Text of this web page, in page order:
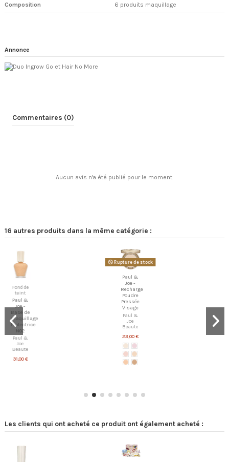
Composition 6 produits maquillage
Annonce
Commentaires (0)
Aucun avis n'a été publié pour le moment.
16 autres produits dans la même catégorie :
Fond de
teint
Paul &
Joe -
Base de
maquillage
Protectrice
N02
Paul &
Joe
Beaute
31,00 €
Rupture de stock
Paul &
Joe -
Recharge
Poudre
Pressée
Visage
Paul &
Joe
Beaute
23,00 €
Les clients qui ont acheté ce produit ont également acheté :